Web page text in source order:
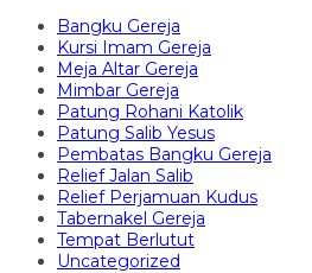
Bangku Gereja
Kursi Imam Gereja
Meja Altar Gereja
Mimbar Gereja
Patung Rohani Katolik
Patung Salib Yesus
Pembatas Bangku Gereja
Relief Jalan Salib
Relief Perjamuan Kudus
Tabernakel Gereja
Tempat Berlutut
Uncategorized